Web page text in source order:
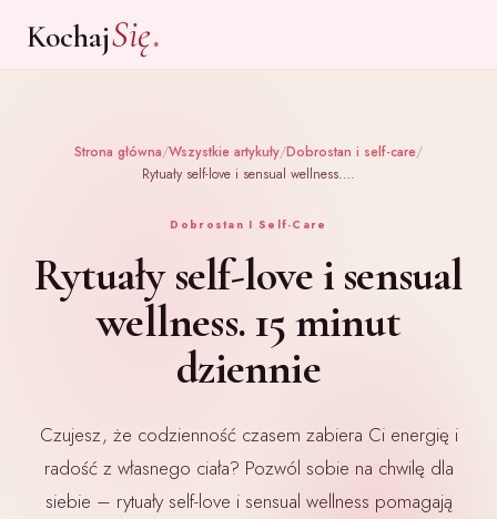
KochajSię.
Strona główna/Wszystkie artykuły/Dobrostan i self-care/
Rytuały self-love i sensual wellness.…
Dobrostan I Self-Care
Rytuały self-love i sensual
wellness. 15 minut
dziennie
Czujesz, że codzienność czasem zabiera Ci energię i
radość z własnego ciała? Pozwól sobie na chwilę dla
siebie – rytuały self-love i sensual wellness pomagają